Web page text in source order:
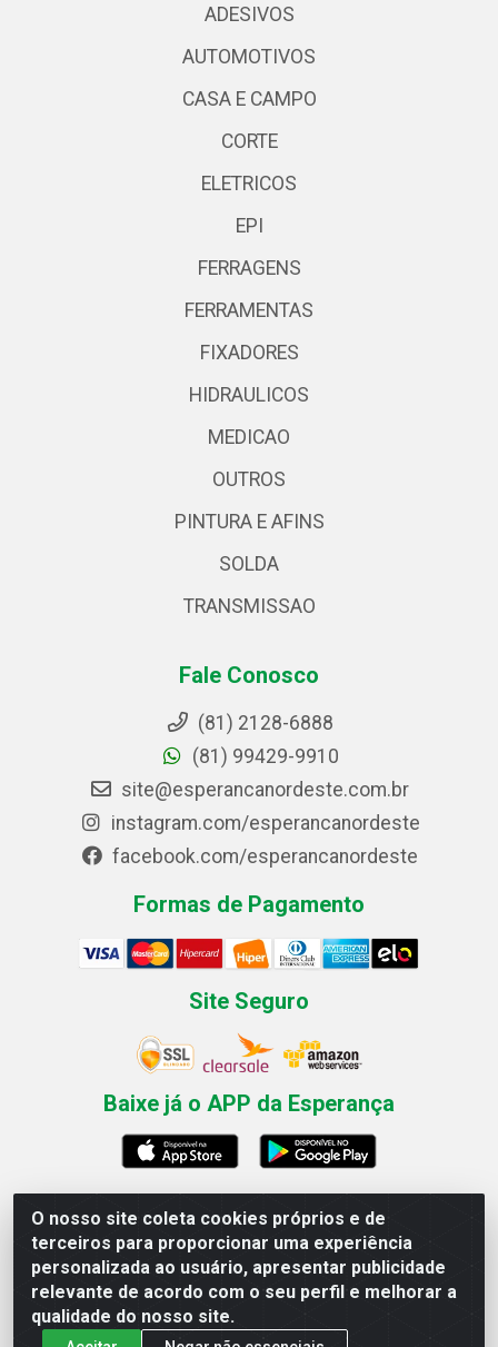
O nosso site coleta cookies próprios e de
terceiros para proporcionar uma experiência
personalizada ao usuário, apresentar publicidade
relevante de acordo com o seu perfil e melhorar a
qualidade do nosso site.
ADESIVOS
AUTOMOTIVOS
CASA E CAMPO
CORTE
ELETRICOS
EPI
FERRAGENS
FERRAMENTAS
FIXADORES
HIDRAULICOS
MEDICAO
OUTROS
PINTURA E AFINS
SOLDA
TRANSMISSAO
Fale Conosco
(81) 2128-6888
(81) 99429-9910
site@esperancanordeste.com.br
instagram.com/esperancanordeste
facebook.com/esperancanordeste
Formas de Pagamento
Site Seguro
Baixe já o APP da Esperança
Esperança Nordeste - Rua Professor Caldas Filho, 291 -
Estância - Recife / PE CEP: 50771-335 - CNPJ
03.666.136/0001-23